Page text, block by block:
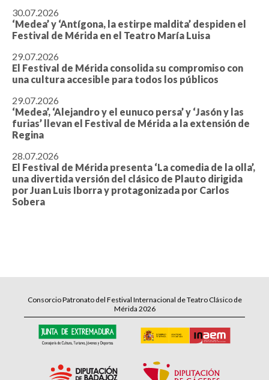
30.07.2026
‘Medea’ y ‘Antígona, la estirpe maldita’ despiden el
Festival de Mérida en el Teatro María Luisa
29.07.2026
El Festival de Mérida consolida su compromiso con
una cultura accesible para todos los públicos
29.07.2026
‘Medea’, ‘Alejandro y el eunuco persa’ y ‘Jasón y las
furias’ llevan el Festival de Mérida a la extensión de
Regina
28.07.2026
El Festival de Mérida presenta ‘La comedia de la olla’,
una divertida versión del clásico de Plauto dirigida
por Juan Luis Iborra y protagonizada por Carlos
Sobera
Consorcio Patronato del Festival Internacional de Teatro Clásico de
Mérida 2026